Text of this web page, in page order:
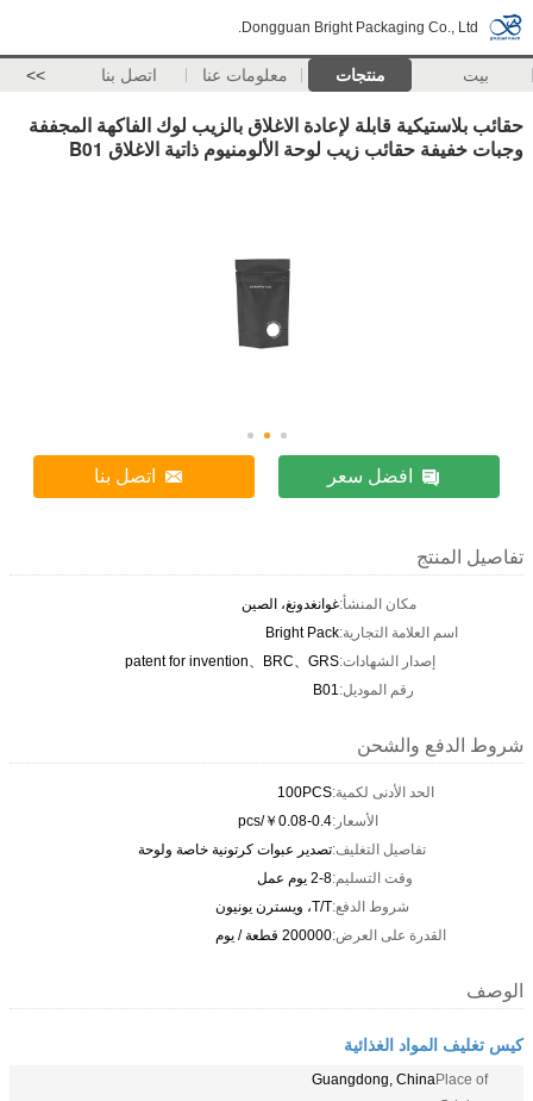
Dongguan Bright Packaging Co., Ltd.
بيت منتجات معلومات عنا اتصل بنا >>
حقائب بلاستيكية قابلة لإعادة الاغلاق بالزيب لوك الفاكهة المجففة
وجبات خفيفة حقائب زيب لوحة الألومنيوم ذاتية الاغلاق B01
افضل سعر اتصل بنا
تفاصيل المنتج
مكان المنشأ:غوانغدونغ، الصين
اسم العلامة التجارية:Bright Pack
إصدار الشهادات:patent for invention、BRC、GRS
رقم الموديل:B01
شروط الدفع والشحن
الحد الأدنى لكمية:100PCS
الأسعار:￥0.08-0.4/pcs
تفاصيل التغليف:تصدير عبوات كرتونية خاصة ولوحة
وقت التسليم:2-8 يوم عمل
شروط الدفع:T/T، ويسترن يونيون
القدرة على العرض:200000 قطعة / يوم
الوصف
كيس تغليف المواد الغذائية
Place of
Guangdong, China